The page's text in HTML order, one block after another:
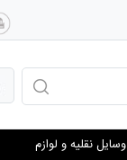
وسایل نقلیه و لوازم